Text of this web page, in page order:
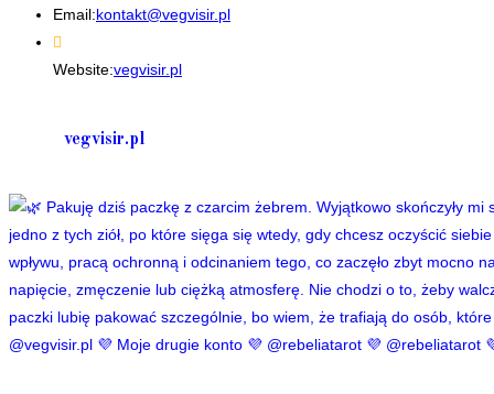
Email:kontakt@vegvisir.plOpens
Website:vegvisir.pl
vegvisir.pl